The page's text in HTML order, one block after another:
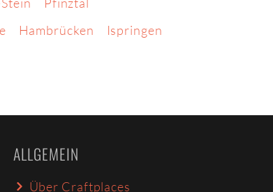
Hambrücken
Ispringen
ALLGEMEIN
Über Craftplaces